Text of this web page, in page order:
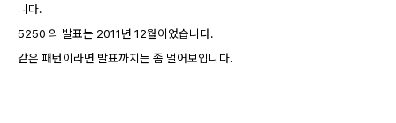
니다.
5250 의 발표는 2011년 12월이었습니다.
같은 패턴이라면 발표까지는 좀 멀어보입니다.